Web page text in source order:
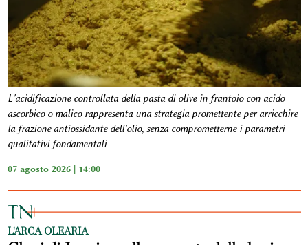
L'acidificazione controllata della pasta di olive in frantoio con acido
ascorbico o malico rappresenta una strategia promettente per arricchire
la frazione antiossidante dell'olio, senza comprometterne i parametri
qualitativi fondamentali
07 agosto 2026 | 14:00
L'ARCA OLEARIA